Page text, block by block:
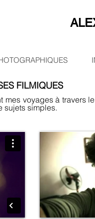
FILMIQUES
mes voyages à travers
sujets simples.